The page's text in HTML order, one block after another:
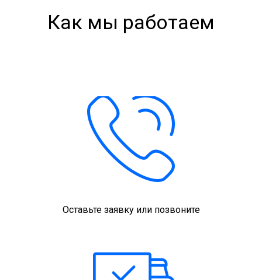
Как мы работаем
Оставьте заявку или позвоните